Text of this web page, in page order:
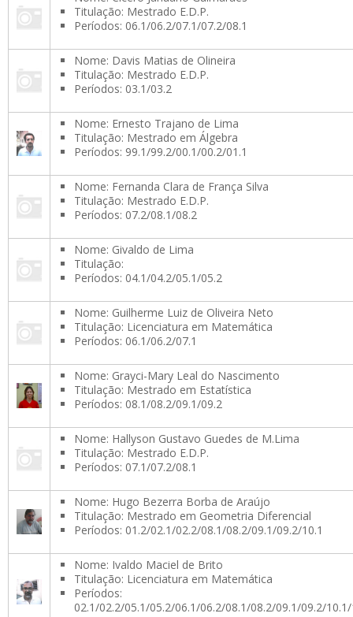
Titulação: Mestrado E.D.P.
Períodos: 06.1/06.2/07.1/07.2/08.1
Nome: Davis Matias de Olineira
Titulação: Mestrado E.D.P.
Períodos: 03.1/03.2
Nome: Ernesto Trajano de Lima
Titulação: Mestrado em Álgebra
Períodos: 99.1/99.2/00.1/00.2/01.1
Nome: Fernanda Clara de França Silva
Titulação: Mestrado E.D.P.
Períodos: 07.2/08.1/08.2
Nome: Givaldo de Lima
Titulação:
Períodos: 04.1/04.2/05.1/05.2
Nome: Guilherme Luiz de Oliveira Neto
Titulação: Licenciatura em Matemática
Períodos: 06.1/06.2/07.1
Nome: Grayci-Mary Leal do Nascimento
Titulação: Mestrado em Estatística
Períodos: 08.1/08.2/09.1/09.2
Nome: Hallyson Gustavo Guedes de M.Lima
Titulação: Mestrado E.D.P.
Períodos: 07.1/07.2/08.1
Nome: Hugo Bezerra Borba de Araújo
Titulação: Mestrado em Geometria Diferencial
Períodos: 01.2/02.1/02.2/08.1/08.2/09.1/09.2/10.1
Nome: Ivaldo Maciel de Brito
Titulação: Licenciatura em Matemática
Períodos:
02.1/02.2/05.1/05.2/06.1/06.2/08.1/08.2/09.1/09.2/